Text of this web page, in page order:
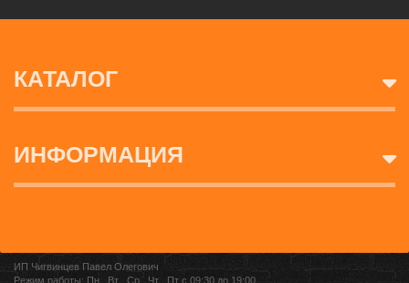
КАТАЛОГ
ИНФОРМАЦИЯ
ИП Чигвинцев Павел Олегович
Режим работы: Пн , Вт , Ср , Чт , Пт c 09:30 до 19:00